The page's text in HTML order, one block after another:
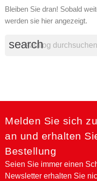
Bleiben Sie dran! Sobald
werden sie hier angezeigt.
search
Melden Sie sich
an und erhalten
Bestellung
Seien Sie immer einen
Newsletter erhalten Sie